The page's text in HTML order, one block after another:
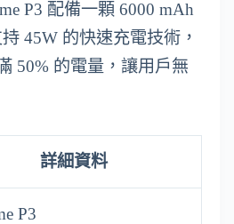
P3 配備一顆 6000 mAh
45W 的快速充電技術，
50% 的電量，讓用戶無
詳細資料
P3